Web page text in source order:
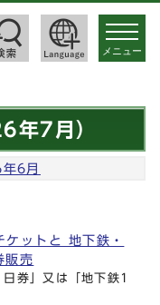
toggle
メニュー
年7月）
6月
ットと 地下鉄・
販売
券」又は「地下鉄1